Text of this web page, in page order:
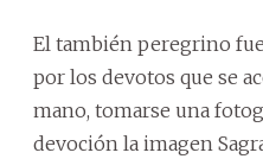
El también peregrino
por los devotos que se
mano, tomarse una
devoción la imagen